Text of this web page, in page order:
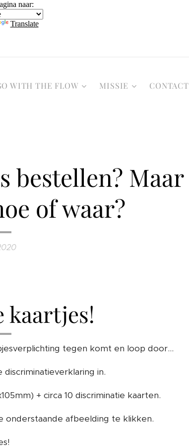
naar:
Translate
WITH THE FLOW MISSIE CONTACT
bestellen? Maar
of waar?
kaartjes!
tegen komt en loop door...
in.
+ circa 10 discriminatie kaarten.
afbeelding te klikken.